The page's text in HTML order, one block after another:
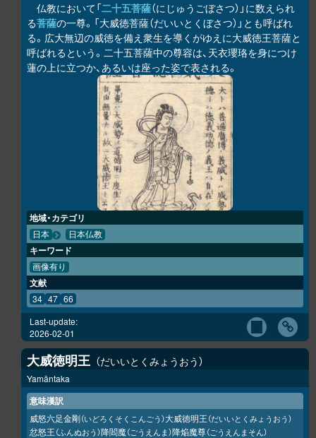
仏教において「二十五菩薩（にじゅうごぼさつ）」に数えられ
る菩薩の一尊。「大威徳菩薩（だいいとくぼさつ）」とも呼ばれ
る。広大無辺の威徳を備え衆生を導くがゆえに大威徳王菩薩と
呼ばれるという。二十五菩薩中の尊容は、天衣瓔珞を身につけ
蓮の上に立つか、あるいは座った姿で表される。
地域・カテゴリ
日本 日本仏教
キーワード
画像有り
文献
34 47 66
Last-update:
2026-02-01
大威徳明王 だいいとくみょうおう
Yamāntaka
意味漢訳
威怒六足金剛（いどろくそくこんごう）大威徳明王（だいいとくみょうおう）
忿怒王（ふんぬおう）降閻魔（ごうえんま）降焔魔尊（ごうえんまそん）